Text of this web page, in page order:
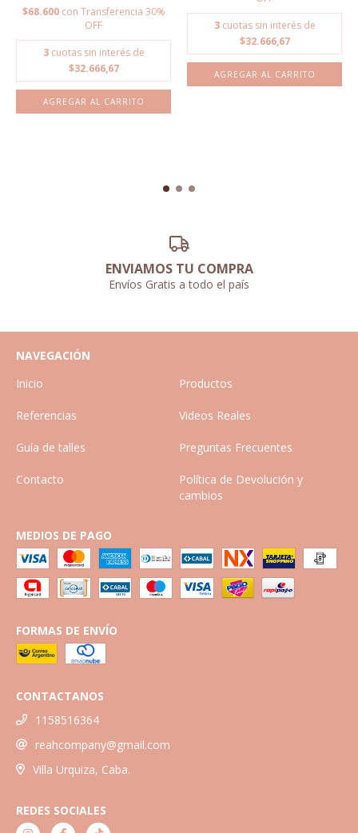
$68.600 con Transferencia 30%
OFF
3 cuotas sin interés de
$32.666,67
AGREGAR AL CARRITO
3 cuotas sin interés de
$32.666,67
AGREGAR AL CARRITO
ENVIAMOS TU COMPRA
Envíos Gratis a todo el país
NAVEGACIÓN
Inicio
Productos
Referencias Videos Reales
Guía de talles Preguntas Frecuentes
Contacto
Política de Devolución y
cambios
MEDIOS DE PAGO
FORMAS DE ENVÍO
CONTACTANOS
1158516364
reahcompany@gmail.com
Villa Urquiza, Caba.
REDES SOCIALES